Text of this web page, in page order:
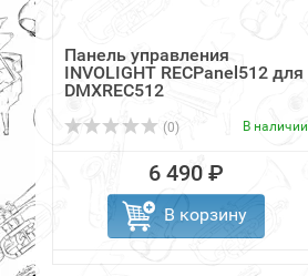
Панель управления
INVOLIGHT RECPanel512 для
DMXREC512
(0) В наличии
6 490 ₽
В корзину